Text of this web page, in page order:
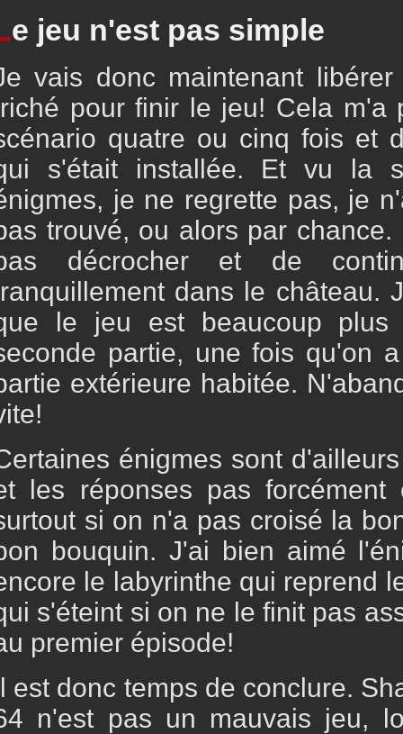
e jeu n'est pas simple
vais donc maintenant
pour finir le jeu! Cela m'a
quatre ou cinq fois et
s'était installée. Et vu la
je ne regrette pas, je
trouvé, ou alors par
décrocher et de
dans le château.
le jeu est beaucoup plus
partie, une fois qu'on
extérieure habitée.
énigmes sont
les réponses pas
si on n'a pas croisé la
bouquin. J'ai bien aimé
le labyrinthe qui reprend
s'éteint si on ne le finit pas
premier épisode!
est donc temps de conclure.
n'est pas un mauvais jeu,